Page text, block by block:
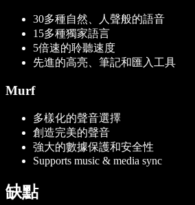
30多種自然、人聲般的語音
15多種獨家語言
5倍速的聆聽速度
先進的高亮、筆記和匯入工具
Murf
多樣化的聲音選擇
創造完美的聲音
強大的數據保護和安全性
Supports music & media sync
缺點